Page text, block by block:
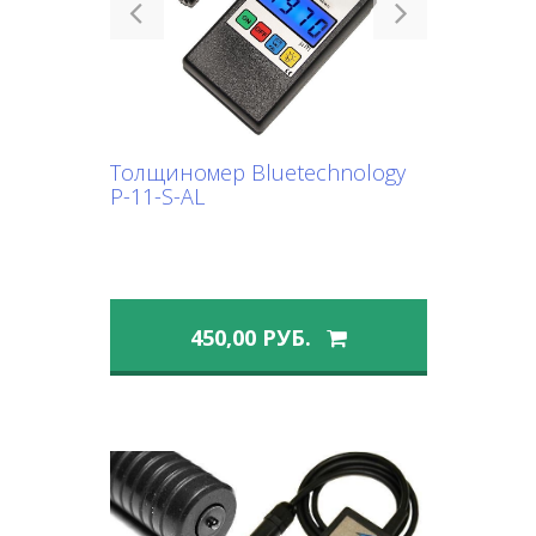
Толщиномер Bluetechnology
P-11-S-AL
450,00 РУБ.